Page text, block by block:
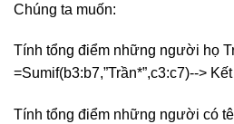
Chúng ta muốn:
Tính tổng điểm những người họ
=Sumif(b3:b7,”Trần*”,c3:c7)-->
Tính tổng điểm những người có